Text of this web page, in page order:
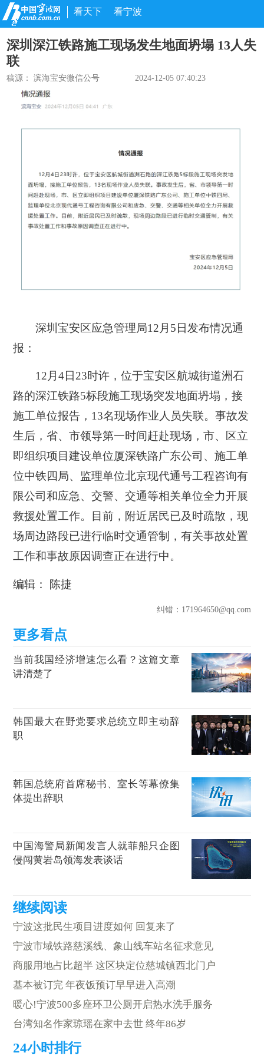
看天下 看宁波
深圳深江铁路施工现场发生地面坍塌 13人失
联
稿源：滨海宝安微信公号 2024-12-05 07:40:23
深圳宝安区应急管理局12月5日发布情况通
报：
12月4日23时许，位于宝安区航城街道洲石
路的深江铁路5标段施工现场突发地面坍塌，接
施工单位报告，13名现场作业人员失联。事故发
生后，省、市领导第一时间赶赴现场，市、区立
即组织项目建设单位厦深铁路广东公司、施工单
位中铁四局、监理单位北京现代通号工程咨询有
限公司和应急、交警、交通等相关单位全力开展
救援处置工作。目前，附近居民已及时疏散，现
场周边路段已进行临时交通管制，有关事故处置
工作和事故原因调查正在进行中。
编辑： 陈捷
纠错：171964650@qq.com
当前我国经济增速怎么看？这篇文章
讲清楚了
韩国最大在野党要求总统立即主动辞
职
韩国总统府首席秘书、室长等幕僚集
体提出辞职
中国海警局新闻发言人就菲船只企图
侵闯黄岩岛领海发表谈话
宁波这批民生项目进度如何 回复来了
宁波市域铁路慈溪线、象山线车站名征求意见
商服用地占比超半 这区块定位慈城镇西北门户
基本被订完 年夜饭预订早早进入高潮
暖心!宁波500多座环卫公厕开启热水洗手服务
台湾知名作家琼瑶在家中去世 终年86岁